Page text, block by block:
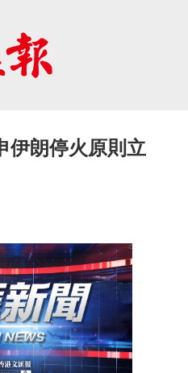
伊朗停火原則立